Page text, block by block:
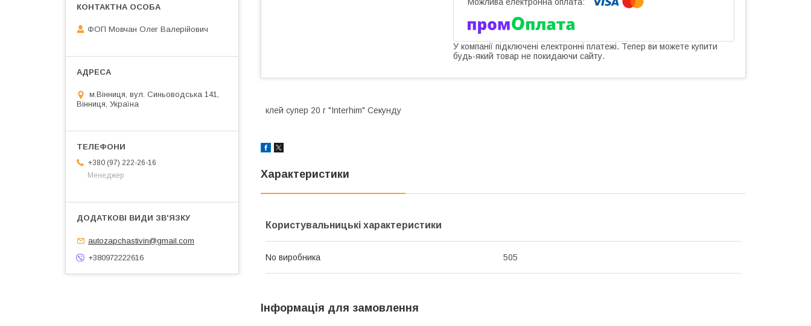
У компанії підключені електронні платежі. Тепер ви можете купити
будь-який товар не покидаючи сайту.
клей супер 20 г "Interhim" Секунду
Характеристики
Користувальницькі характеристики
No виробника 505
Інформація для замовлення
ФОП Мовчан Олег Валерійович
м.Вінниця, вул. Синьоводська 141,
Вінниця, Україна
+380 (97) 222-26-16
Менеджер
autozapchastivin@gmail.com
+380972222616